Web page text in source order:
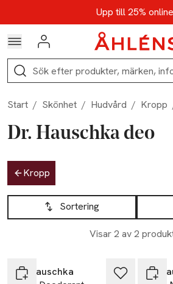
Hoppa till navigationsmenynUpp till 25%
Kod: AUG25 -
Logga in
Sök
Start / Skönhet / Hudvård / Kropp
Dr. Hauschka deo
Hoppa till produktsidan
Kropp
Hoppa till produktsidan
Sortering
Visar 2 av 2
Lista över produkter
Dr. Hauschka
Dr.